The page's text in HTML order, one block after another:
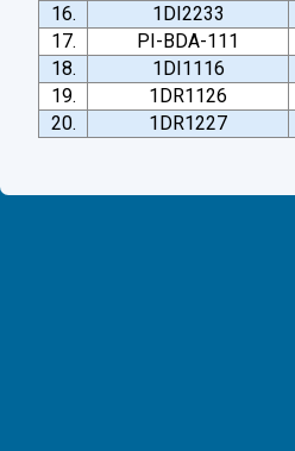
16.
1DI2233
17.
PI-BDA-111
18.
1DI1116
19.
1DR1126
20.
1DR1227